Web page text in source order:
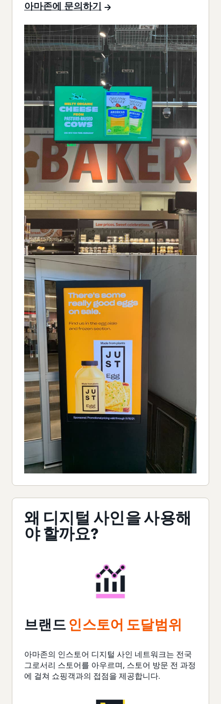
아마존에 문의하기
왜 디지털 사인을 사용해
야 할까요?
브랜드 인스토어 도달범위
아마존의 인스토어 디지털 사인 네트워크는 전국
그로서리 스토어를 아우르며, 스토어 방문 전 과정
에 걸쳐 쇼핑객과의 접점을 제공합니다.